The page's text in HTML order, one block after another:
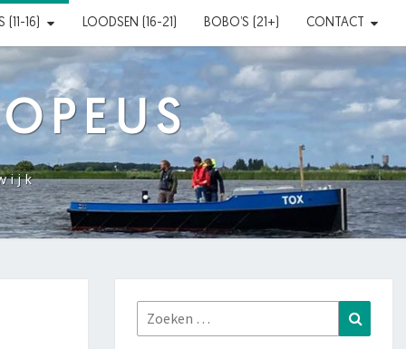
(11-16) LOODSEN (16-21) BOBO’S (21+) CONTACT
Zoeken
naar: